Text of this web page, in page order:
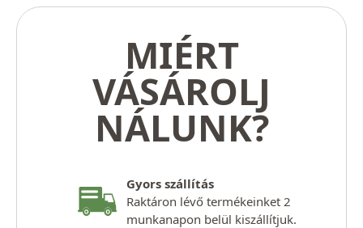
MIÉRT
VÁSÁROLJ
NÁLUNK?
Gyors szállítás
Raktáron lévő termékeinket 2
munkanapon belül kiszállítjuk.